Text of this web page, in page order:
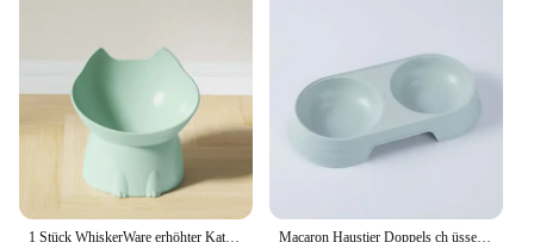
1 Stück WhiskerWare erhöhter Katzennapf, erhöhter Futternapf aus Kunststoff mit kippbarem Rand, Nackenschutz für Katzenfutter Macaron Haustier Doppels ch üssel Kunststoff Kätzchen Hundefutter Trink tablett Feeder Katze Fütterung Haustier liefert Zubehör Haustier Produkte Hunden apf